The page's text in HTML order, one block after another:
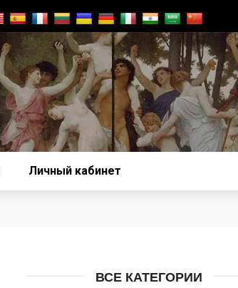
Личный кабинет
ВСЕ КАТЕГОРИИ